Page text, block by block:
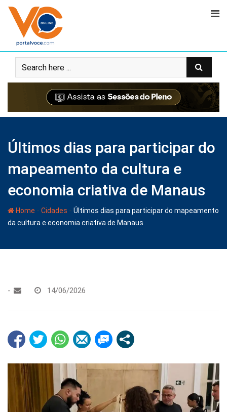
Últimos dias para participar do
mapeamento da cultura e
economia criativa de Manaus
Home - Cidades - Últimos dias para participar do mapeamento
da cultura e economia criativa de Manaus
- 14/06/2026